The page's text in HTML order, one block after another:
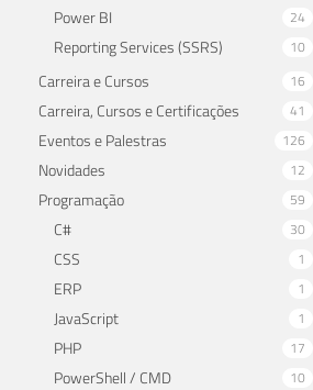
Power BI 24
Reporting Services (SSRS) 10
Carreira e Cursos 16
Carreira, Cursos e Certificações 41
Eventos e Palestras 126
Novidades 12
Programação 59
C# 30
CSS 1
ERP 1
JavaScript 1
PHP 17
PowerShell / CMD 10